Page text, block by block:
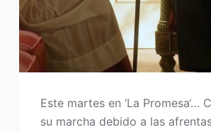
Este martes en ‘La Promesa‘…
su marcha debido a las